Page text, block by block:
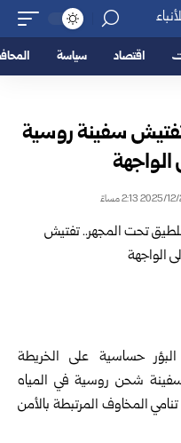
اقتصاد سياسة
تفتيش سفينة روسية
الواجهة
حساسية على الخريطة
سفينة شحن روسية في المياه
المخاوف المرتبطة بالأمن